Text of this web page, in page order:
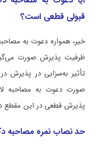
قبولی قطعی است؟
خیر، همواره دعوت به
ظرفیت پذیرش صورت
تأثیر به‌سزایی در پذیرش
صورت دعوت به مصاحبه
پذیرش قطعی در این مقطع
حد نصاب نمره مصاحبه